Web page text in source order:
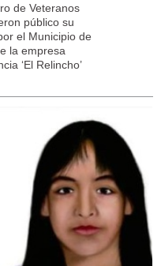
de Veteranos
público su
el Municipio de
la empresa
‘El Relincho’